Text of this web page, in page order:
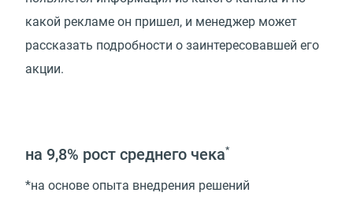
какой рекламе он пришел, и менеджер может
рассказать подробности о заинтересовавшей его
акции.
на 9,8% рост среднего чека*
*на основе опыта внедрения решений